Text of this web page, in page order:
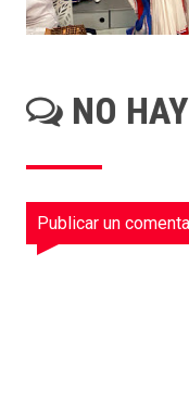
NO
Publicar un